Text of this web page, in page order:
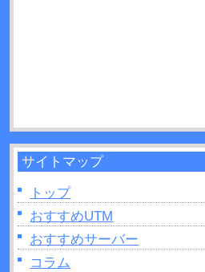
サイトマップ
トップ
おすすめUTM
おすすめサーバー
コラム